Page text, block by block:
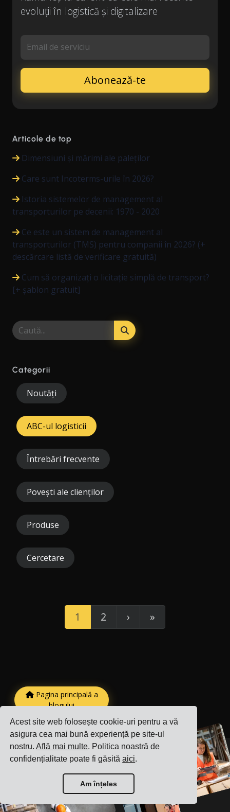
Acest site web folosește cookie-uri pentru a vă
asigura cea mai bună experiență pe site-ul
nostru.Află mai multe. Politica noastră de
confidențialitate poate fi găsităaici.
Am înțeles
evoluții în logistică și digitalizare
Email de serviciu
Articole de top
Dimensiuni și mărimi ale paleților
Care sunt Incoterms-urile în 2026?
Istoria sistemelor de management al
transporturilor pe decenii: 1970 - 2020
Ce este un sistem de management al
transporturilor (TMS) pentru companii în 2026? (+
descărcare listă de verificare gratuită)
Cum să organizați o licitație simplă de transport?
[+ șablon gratuit]
Categorii
Noutăți
ABC-ul logisticii
Întrebări frecvente
Povești ale clienților
Produse
Cercetare
1 2 › »
Pagina principală a
blogului